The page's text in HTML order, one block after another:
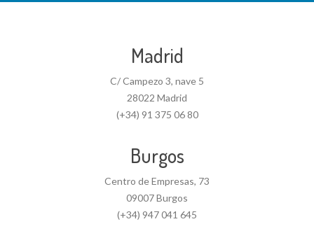
Madrid
C/ Campezo 3, nave 5
28022 Madrid
(+34) 91 375 06 80
Burgos
Centro de Empresas, 73
09007 Burgos
(+34) 947 041 645